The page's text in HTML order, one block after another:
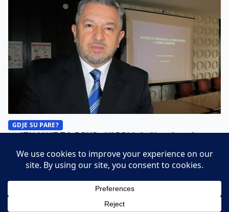
GDJE SU PARE?
(VIDEO)
28. June 2026.